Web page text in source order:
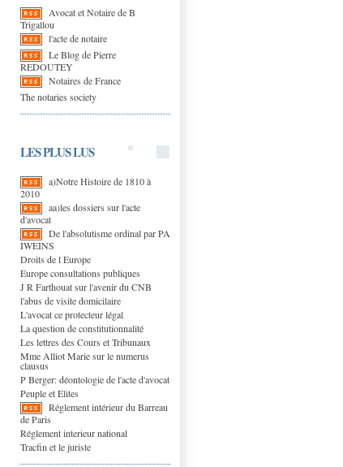
Avocat et Notaire de B
Trigallou
l'acte de notaire
Le Blog de Pierre
REDOUTEY
Notaires de France
The notaries society
LES PLUS LUS
a)Notre Histoire de 1810 à
2010
aa)les dossiers sur l'acte
d'avocat
De l'absolutisme ordinal par PA
IWEINS
Droits de l Europe
Europe consultations publiques
J R Farthouat sur l'avenir du CNB
l'abus de visite domicilaire
L'avocat ce protecteur légal
La question de constitutionnalité
Les lettres des Cours et Tribunaux
Mme Alliot Marie sur le numerus
clausus
P Berger: déontologie de l'acte d'avocat
Peuple et Elites
Réglement intérieur du Barreau
de Paris
Réglement interieur national
Tracfin et le juriste